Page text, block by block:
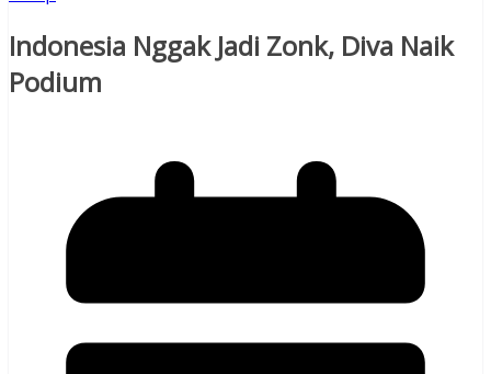
Indonesia Nggak Jadi Zonk, Diva Naik
Podium